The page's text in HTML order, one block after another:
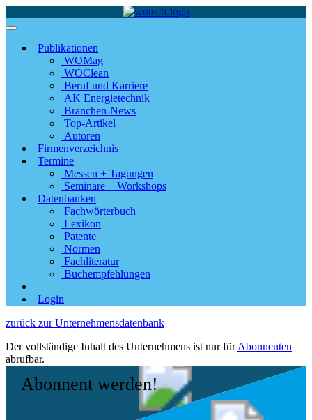
Publikationen
WOMag
WOClean
Beruf und Karriere
AK Energietechnik
Branchen-News
Top-Artikel
Autoren
Firmenverzeichnis
Termine
Messen + Tagungen
Seminare + Workshops
Datenbanken
Fachwörterbuch
Lexikon
Patente
Normen
Fachliteratur
Buchempfehlungen
Login
zurück zur Unternehmensdatenbank
Der vollständige Inhalt des Unternehmens ist nur fürAbonnenten
abrufbar.
Abonnent werden!